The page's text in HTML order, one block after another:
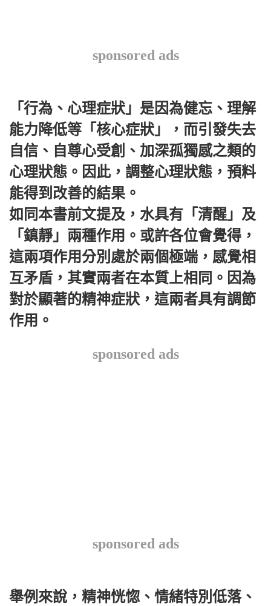
sponsored ads
「行為、心理症狀」是因為健忘、理解
能力降低等「核心症狀」，而引發失去
自信、自尊心受創、加深孤獨感之類的
心理狀態。因此，調整心理狀態，預料
能得到改善的結果。
如同本書前文提及，水具有「清醒」及
「鎮靜」兩種作用。或許各位會覺得，
這兩項作用分別處於兩個極端，感覺相
互矛盾，其實兩者在本質上相同。因為
對於顯著的精神症狀，這兩者具有調節
作用。
sponsored ads
sponsored ads
舉例來說，精神恍惚、情緒特別低落、